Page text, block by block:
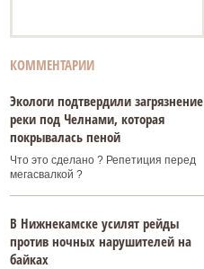
КОММЕНТАРИИ
Экологи подтвердили загрязнение
реки под Челнами, которая
покрывалась пеной
Что это сделано ? Репетиция перед
мегасвалкой ?
В Нижнекамске усилят рейды
против ночных нарушителей на
байках